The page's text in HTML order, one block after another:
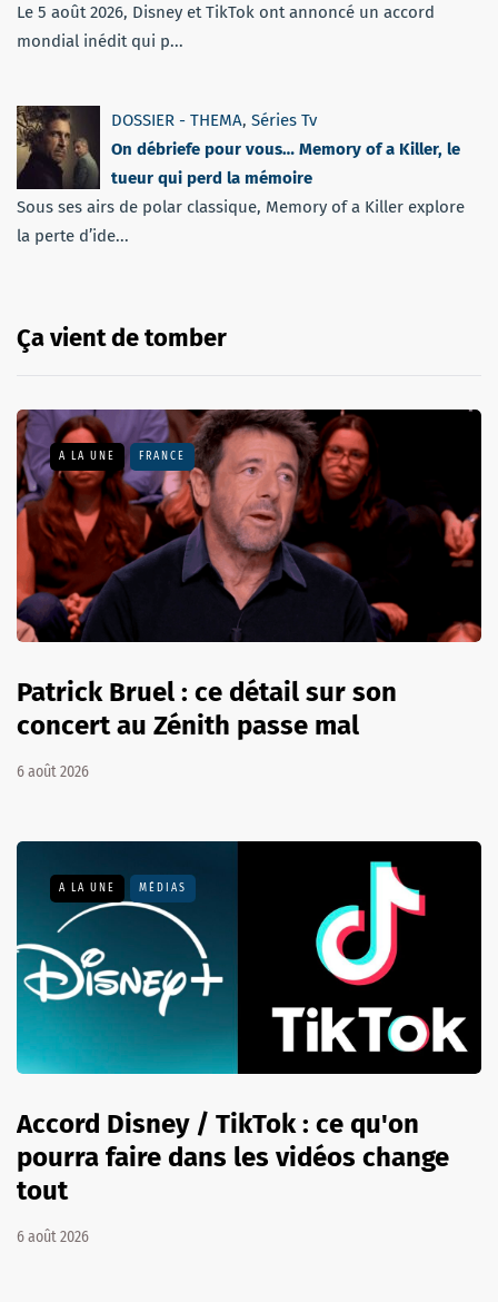
Le 5 août 2026, Disney et TikTok ont annoncé un accord
mondial inédit qui p...
DOSSIER - THEMA, Séries Tv
On débriefe pour vous… Memory of a Killer, le
tueur qui perd la mémoire
Sous ses airs de polar classique, Memory of a Killer explore
la perte d’ide...
Ça vient de tomber
A LA UNE FRANCE
Patrick Bruel : ce détail sur son
concert au Zénith passe mal
6 août 2026
A LA UNE MÉDIAS
Accord Disney / TikTok : ce qu'on
pourra faire dans les vidéos change
tout
6 août 2026